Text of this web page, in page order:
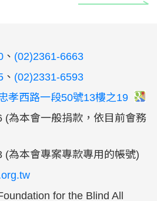
、 (02)2361-6663
、 (02)2331-6593
孝西路一段50號13樓之19
(為本會一般捐款，依目前會務
(為本會專案專款專用的帳號)
for the Blind All